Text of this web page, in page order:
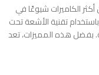
الكاميرات شيوعًا في
تقنية الأشعة تحت
بفضل هذه المميزات، تعد